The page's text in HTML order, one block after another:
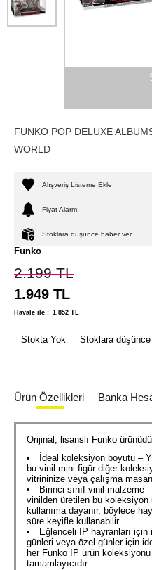
FUNKO POP DELUXE
WORLD
Alışveriş Listeme Ekle
Fiyat Alarmı
Stoklara düşünce haber ver
Funko
2.199TL
1.949 TL
Havale ile : TL
1.852
Stokta Yok Stoklara
Ürün Özellikleri Banka
Orijinal, lisanslı Funko
İdeal koleksiyon boyutu –
bu vinil mini figür diğer
vitrininize veya çalışma
Birinci sınıf vinil malzeme
vinilden üretilen bu
kullanıma dayanır, böylece
süre keyifle kullanabilir.
Eğlenceli IP hayranları
günleri veya özel günler için
her Funko IP ürün
tamamlayıcıdır